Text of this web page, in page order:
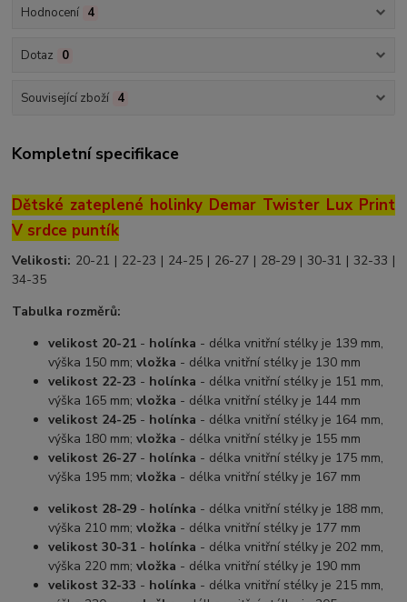
Hodnocení 4
Dotaz 0
Související zboží 4
Kompletní specifikace
Dětské zateplené holinky Demar Twister Lux Print
V srdce puntík
Velikosti: 20-21 | 22-23 | 24-25 | 26-27 | 28-29 | 30-31 | 32-33 |
34-35
Tabulka rozměrů:
velikost 20-21 - holínka - délka vnitřní stélky je 139 mm,
výška 150 mm;vložka - délka vnitřní stélky je 130 mm
velikost 22-23 - holínka - délka vnitřní stélky je 151 mm,
výška 165 mm;vložka - délka vnitřní stélky je 144 mm
velikost 24-25 - holínka - délka vnitřní stélky je 164 mm,
výška 180 mm;vložka - délka vnitřní stélky je 155 mm
velikost 26-27 - holínka - délka vnitřní stélky je 175 mm,
výška 195 mm;vložka - délka vnitřní stélky je 167 mm
velikost 28-29 - holínka - délka vnitřní stélky je 188 mm,
výška 210 mm;vložka - délka vnitřní stélky je 177 mm
velikost 30-31 - holínka - délka vnitřní stélky je 202 mm,
výška 220 mm;vložka - délka vnitřní stélky je 190 mm
velikost 32-33 - holínka - délka vnitřní stélky je 215 mm,